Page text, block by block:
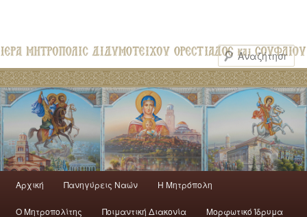
Αρχική Πανηγύρεις Ναών H Mητρόπολη
Ο Mητροπολίτης Ποιμαντική Διακονία Μορφωτικό Ίδρυμα